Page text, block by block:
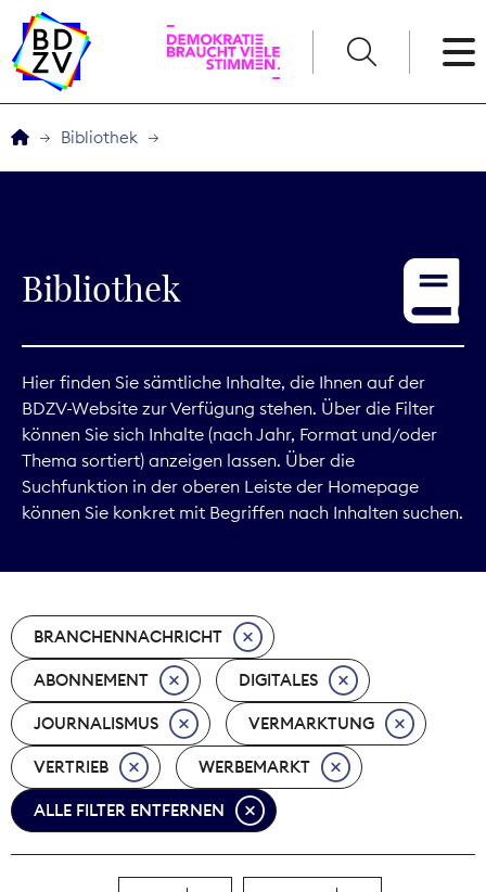
Service
Digitales
Kommunikation
Marktdaten
Nachhaltigkeit
Nachwuchs
Nova Award
Pressefreiheit
Print
Bibliothek
Bibliothek
Hier finden Sie sämtliche Inhalte, die Ihnen auf der
BDZV-Website zur Verfügung stehen. Über die Filter
können Sie sich Inhalte (nach Jahr, Format und/oder
Thema sortiert) anzeigen lassen. Über die
Suchfunktion in der oberen Leiste der Homepage
können Sie konkret mit Begriffen nach Inhalten suchen.
BRANCHENNACHRICHT
ABONNEMENT DIGITALES
JOURNALISMUS VERMARKTUNG
VERTRIEB WERBEMARKT
ALLE FILTER ENTFERNEN